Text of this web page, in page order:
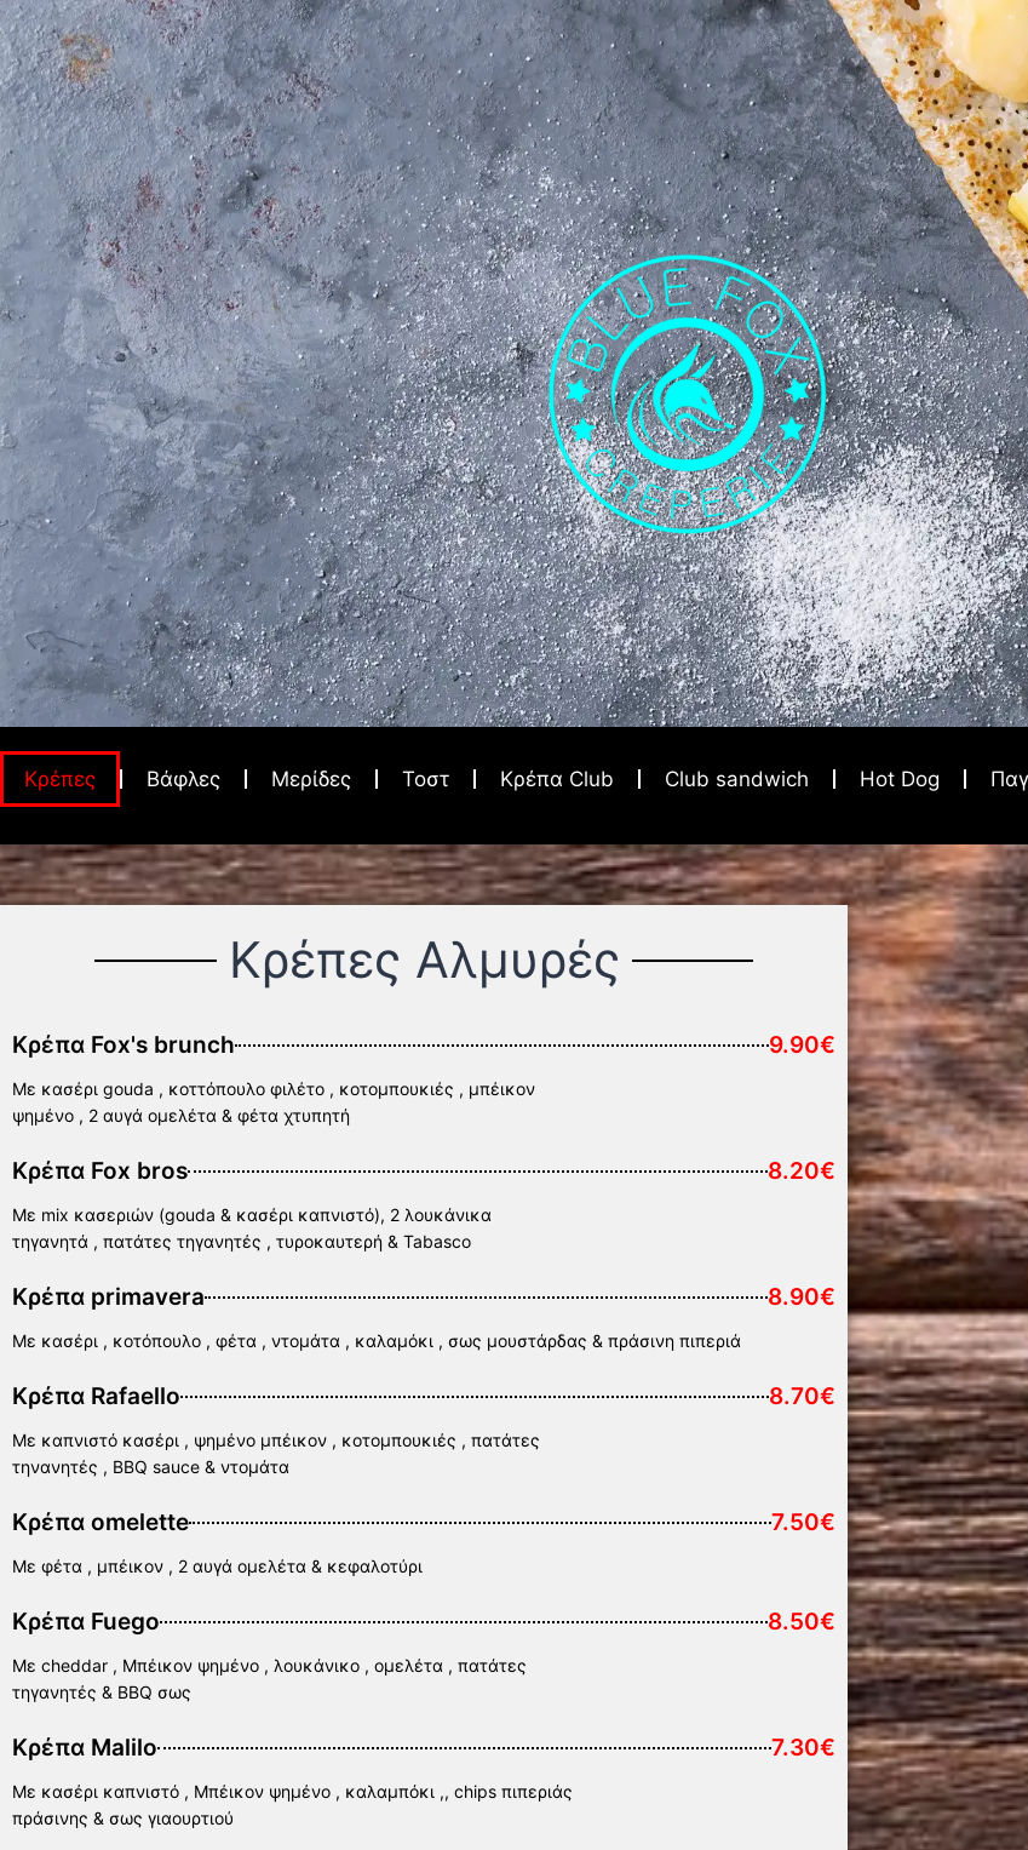
Κρέπες Βάφλες Μερίδες Τοστ Κρέπα Club Club sandwich Hot Dog
Κρέπες Αλμυρές
Κρέπα Fox's brunch 9.90€
Με κασέρι gouda , κοττόπουλο φιλέτο , κοτομπουκιές , μπέικον
ψημένο , 2 αυγά ομελέτα & φέτα χτυπητή
Κρέπα Fox bros 8.20€
Με mix κασεριών (gouda & κασέρι καπνιστό), 2 λουκάνικα
τηγανητά , πατάτες τηγανητές , τυροκαυτερή & Tabasco
Κρέπα primavera 8.90€
Με κασέρι , κοτόπουλο , φέτα , ντομάτα , καλαμόκι , σως μουστάρδας & πράσινη πιπεριά
Κρέπα Rafaello 8.70€
Με καπνιστό κασέρι , ψημένο μπέικον , κοτομπουκιές , πατάτες
τηνανητές , BBQ sauce & ντομάτα
Κρέπα omelette 7.50€
Με φέτα , μπέικον , 2 αυγά ομελέτα & κεφαλοτύρι
Κρέπα Fuego 8.50€
Με cheddar , Μπέικον ψημένο , λουκάνικο , ομελέτα , πατάτες
τηγανητές & BBQ σως
Κρέπα Malilo 7.30€
Με κασέρι καπνιστό , Μπέικον ψημένο , καλαμπόκι ,, chips πιπεριάς
πράσινης & σως γιαουρτιού